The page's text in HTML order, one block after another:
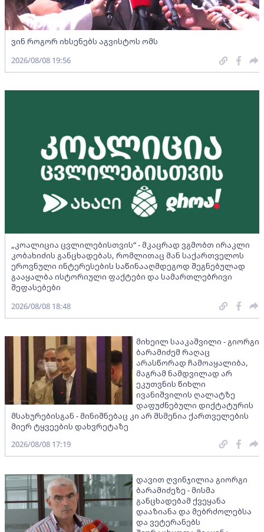
ვინ როგორ იხსენებს აგვისტოს ომს
2026/08/08 19:56
„კოალიცია ცვლილებისთვის“ - მკაცრად ვგმობთ ირაკლი
კობახიძის განცხადებას, რომლითაც მან საქართველოს
ეროვნული ინტერესების საწინააღმდეგოდ შეგნებულად
გააყალბა ისტორიული ფაქტები და სამართლებრივი
შეფასებები
2026/08/08 18:48
მიხეილ სააკაშვილი - გიორგი
ბარამიძემ რაღაც
არასწორად ჩამოაყალიბა,
მაგრამ ნამდვილად არ
ეკუთვნის წიხლი
ივანიშვილის ღალატზე
დაფუძნებული დიქტატურის
მსახურებისგან - მინიშნებაც კი არ მსმენია ქართველების
მიერ ტყვეების დახვრეტაზე
2026/08/08 17:19
დავით ღვინჯილია გიორგი
ბარამიძეზე - მისმა
განცხადებამ ქვეყანა
დააზიანა და მებრძოლებსა
და ვეტერანებს